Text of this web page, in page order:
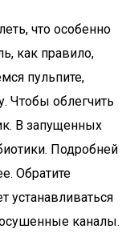
что особенно
как правило,
пульпите,
Чтобы облегчить
В запущенных
Подробней
Обратите
устанавливаться
каналы.